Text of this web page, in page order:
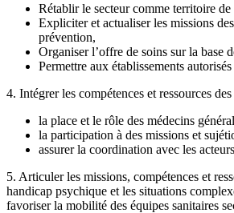
Rétablir le secteur comme territoire
Expliciter et actualiser les missions
prévention,
Organiser l’offre de soins sur la base
Permettre aux établissements
4. Intégrer les compétences et ressources
la place et le rôle des médecins
la participation à des missions et
assurer la coordination avec les
5. Articuler les missions, compétences et
handicap psychique et les situations
favoriser la mobilité des équipes sanitaires